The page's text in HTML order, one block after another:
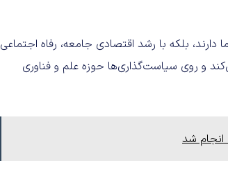
بلکه با رشد اقتصادی جامعه، رفاه اجتماعی
و روی سیاست‌گذاری‌ها حوزه علم و فناوری
شد